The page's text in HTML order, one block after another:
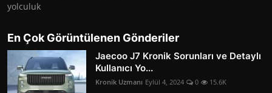
yolculuk
En Çok Görüntülenen Gönderiler
Jaecoo J7 Kronik Sorunları ve Detaylı
Kullanıcı Yo...
Kronik Uzmanı Eylül 4, 2024 0 15.6K